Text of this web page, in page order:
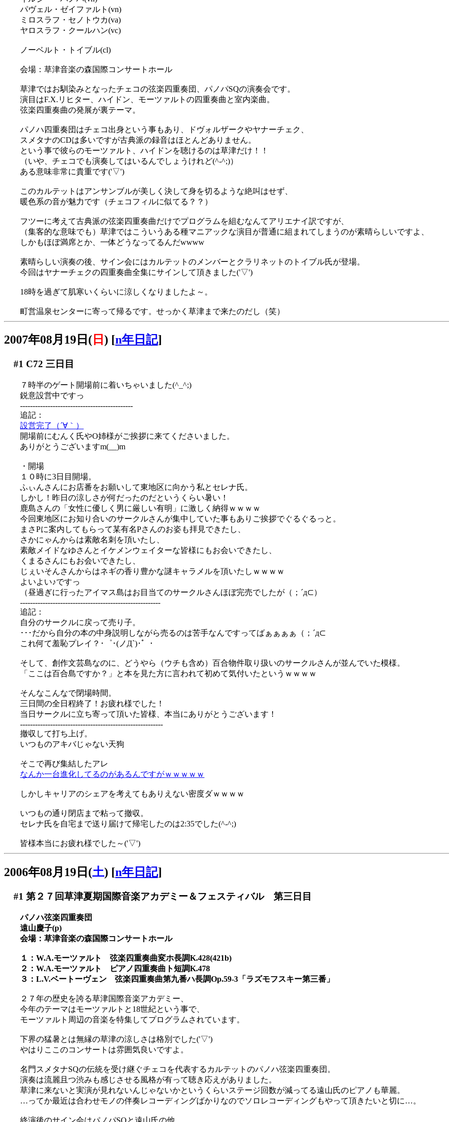
パヴェル・ゼイファルト(vn)
ミロスラフ・セノトウカ(va)
ヤロスラフ・クールハン(vc)
ノーベルト・トイブル(cl)
会場：草津音楽の森国際コンサートホール
草津ではお馴染みとなったチェコの弦楽四重奏団、パノパSQの演奏会です。
演目はF.X.リヒター、ハイドン、モーツァルトの四重奏曲と室内楽曲。
弦楽四重奏曲の発展が裏テーマ。
パノハ四重奏団はチェコ出身という事もあり、ドヴォルザークやヤナーチェク、
スメタナのCDは多いですが古典派の録音はほとんどありません。
という事で彼らのモーツァルト、ハイドンを聴けるのは草津だけ！！
（いや、チェコでも演奏してはいるんでしょうけれど(^-^;)）
ある意味非常に貴重です('▽')
このカルテットはアンサンブルが美しく決して身を切るような絶叫はせず、
暖色系の音が魅力です（チェコフィルに似てる？？）
フツーに考えて古典派の弦楽四重奏曲だけでプログラムを組むなんてアリエナイ訳ですが、
（集客的な意味でも）草津ではこういうある種マニアックな演目が普通に組まれてしまうのが素晴らしいですよ、
しかもほぼ満席とか、一体どうなってるんだwwww
素晴らしい演奏の後、サイン会にはカルテットのメンバーとクラリネットのトイブル氏が登場。
今回はヤナーチェクの四重奏曲全集にサインして頂きました('▽')
18時を過ぎて肌寒いくらいに涼しくなりましたよ～。
町営温泉センターに寄って帰るです。せっかく草津まで来たのだし（笑）
2007年08月19日( 日 ) [n年日記]
#1 C72 三日目
７時半のゲート開場前に着いちゃいました(^_^;)
鋭意設営中ですっ
---------------------------------------------
追記：
設営完了（´∀｀）
開場前にむんく氏やO姉様がご挨拶に来てくださいました。
ありがとうございますm(__)m
・開場
１０時に3日目開場。
ふぃんさんにお店番をお願いして東地区に向かう私とセレナ氏。
しかし！昨日の涼しさが何だったのだというくらい暑い！
鹿島さんの「女性に優しく男に厳しい有明」に激しく納得ｗｗｗｗ
今回東地区にお知り合いのサークルさんが集中していた事もありご挨拶でぐるぐるっと。
まさPに案内してもらって某有名Pさんのお姿も拝見できたし、
さかにゃんからは素敵名刺を頂いたし、
素敵メイドなゆさんとイケメンウェイターな皆様にもお会いできたし、
くまるさんにもお会いできたし、
じぇいそんさんからはネギの香り豊かな謎キャラメルを頂いたしｗｗｗｗ
よいよい♪ですっ
（昼過ぎに行ったアイマス島はお目当てのサークルさんほぼ完売でしたが（；´д⊂）
--------------------------------------------------------
追記：
自分のサークルに戻って売り子。
･･･だから自分の本の中身説明しながら売るのは苦手なんですってばぁぁぁぁ（；´д⊂
これ何て羞恥プレイ？･゜･(ノД`)･゜･
そして、創作文芸島なのに、どうやら（ウチも含め）百合物件取り扱いのサークルさんが並んでいた模様。
「ここは百合島ですか？」と本を見た方に言われて初めて気付いたというｗｗｗｗ
そんなこんなで閉場時間。
三日間の全日程終了！お疲れ様でした！
当日サークルに立ち寄って頂いた皆様、本当にありがとうございます！
---------------------------------------------------------
撤収して打ち上げ。
いつものアキバじゃない天狗
そこで再び集結したアレ
なんか一台進化してるのがあるんですがｗｗｗｗｗ
しかしキャリアのシェアを考えてもありえない密度ダｗｗｗｗ
いつもの通り閉店まで粘って撤収。
セレナ氏を自宅まで送り届けて帰宅したのは2:35でした(^-^;)
皆様本当にお疲れ様でした～('▽')
2006年08月19日(土) [n年日記]
#1 第２７回草津夏期国際音楽アカデミー＆フェスティバル 第三日目
パノハ弦楽四重奏団
遠山慶子(p)
会場：草津音楽の森国際コンサートホール
１：W.A.モーツァルト 弦楽四重奏曲変ホ長調K.428(421b)
２：W.A.モーツァルト ピアノ四重奏曲ト短調K.478
３：L.V.ベートーヴェン 弦楽四重奏曲第九番ハ長調Op.59-3「ラズモフスキー第三番」
２７年の歴史を誇る草津国際音楽アカデミー、
今年のテーマはモーツァルトと18世紀という事で、
モーツァルト周辺の音楽を特集してプログラムされています。
下界の猛暑とは無縁の草津の涼しさは格別でした('▽')
やはりここのコンサートは雰囲気良いですよ。
名門スメタナSQの伝統を受け継ぐチェコを代表するカルテットのパノハ弦楽四重奏団。
演奏は流麗且つ渋みも感じさせる風格が有って聴き応えがありました。
草津に来ないと実演が見れないんじゃないかというくらいステージ回数が減ってる遠山氏のピアノも華麗。
…ってか最近は合わせモノの伴奏レコーディングばかりなのでソロレコーディングもやって頂きたいと切に…。
終演後のサイン会はパノパSQと遠山氏の他、